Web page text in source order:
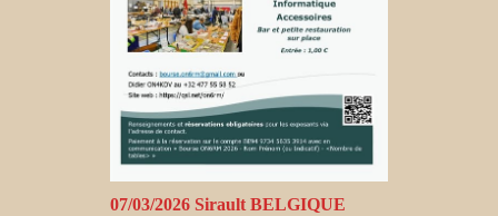
07/03/2026 Sirault BELGIQUE